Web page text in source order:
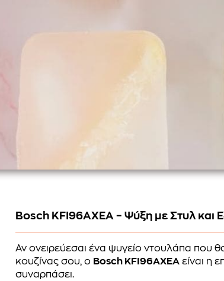
Bosch KFI96AXEA – Ψύξη με Στυλ και
Αν ονειρεύεσαι ένα ψυγείο ντουλάπα που θα
κουζίνας σου, ο Bosch KFI96AXEA είναι η
συναρπάσει.